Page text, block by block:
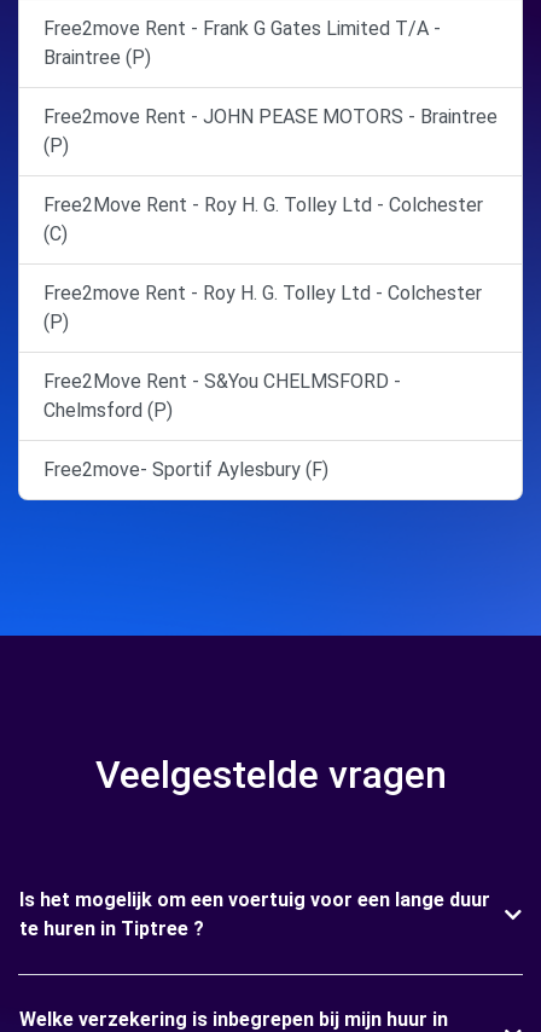
Free2move Rent - Frank G Gates Limited T/A -
Braintree (P)
Free2move Rent - JOHN PEASE MOTORS - Braintree
(P)
Free2Move Rent - Roy H. G. Tolley Ltd - Colchester
(C)
Free2move Rent - Roy H. G. Tolley Ltd - Colchester
(P)
Free2Move Rent - S&You CHELMSFORD -
Chelmsford (P)
Free2move- Sportif Aylesbury (F)
Veelgestelde vragen
Is het mogelijk om een voertuig voor een lange duur
te huren in Tiptree ?
Welke verzekering is inbegrepen bij mijn huur in